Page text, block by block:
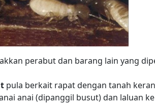
perabut dan barang lain yang
pula berkait rapat dengan tanah
anai (dipanggil busut) dan laluan